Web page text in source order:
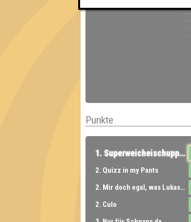
Punkte
1. Superweicheischuppenjunior
2. Quizz in my Pants
2. Mir doch egal, was Lukas sagt
2. Culo